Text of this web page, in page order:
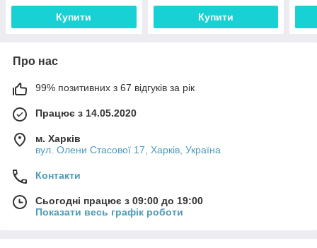
Купити Купити
Про нас
99% позитивних з 67 відгуків за рік
Працює з 14.05.2020
м. Харків
вул. Олени Стасової 17, Харків, Україна
Контакти
Сьогодні працює з 09:00 до 19:00
Показати весь графік роботи